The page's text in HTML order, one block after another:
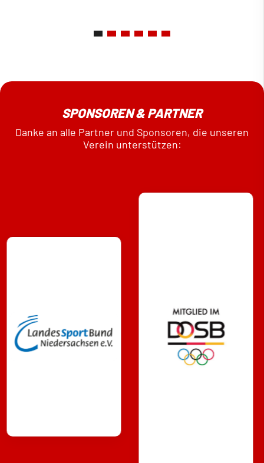
SPONSOREN & PARTNER
Danke an alle Partner und Sponsoren, die unseren
Verein unterstützen: